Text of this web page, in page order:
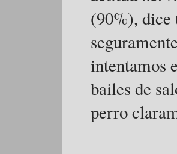
(90%), dice
intentamos
bailes de
perro